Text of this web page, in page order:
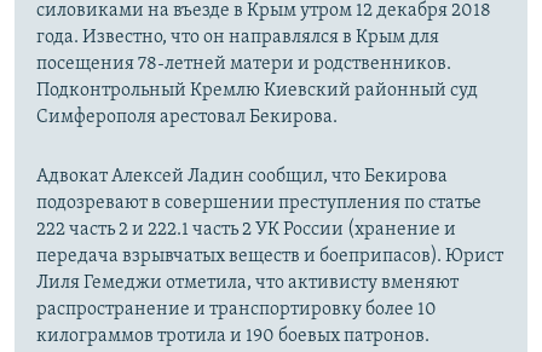
силовиками на въезде в Крым утром 12 декабря 2018
года. Известно, что он направлялся в Крым для
посещения 78-летней матери и родственников.
Подконтрольный Кремлю Киевский районный суд
Симферополя арестовал Бекирова.
Адвокат Алексей Ладин сообщил, что Бекирова
подозревают в совершении преступления по статье
222 часть 2 и 222.1 часть 2 УК России (хранение и
передача взрывчатых веществ и боеприпасов). Юрист
Лиля Гемеджи отметила, что активисту вменяют
распространение и транспортировку более 10
килограммов тротила и 190 боевых патронов.